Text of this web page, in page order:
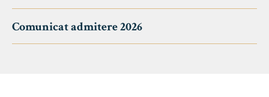
Comunicat admitere 2026